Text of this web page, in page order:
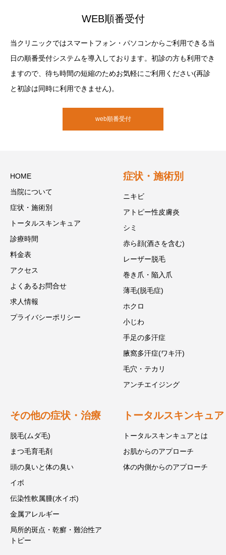
WEB順番受付
当クリニックではスマートフォン・パソコンからご利用できる当
日の順番受付システムを導入しております。初診の方も利用でき
ますので、待ち時間の短縮のためお気軽にご利用ください(再診
と初診は同時に利用できません)。
web順番受付
HOME
当院について
症状・施術別
トータルスキンキュア
診療時間
料金表
アクセス
よくあるお問合せ
求人情報
プライバシーポリシー
症状・施術別
ニキビ
アトピー性皮膚炎
シミ
赤ら顔(酒さを含む)
レーザー脱毛
巻き爪・陥入爪
薄毛(脱毛症)
ホクロ
小じわ
手足の多汗症
腋窩多汗症(ワキ汗)
毛穴・テカリ
アンチエイジング
その他の症状・治療
脱毛(ムダ毛)
まつ毛育毛剤
頭の臭いと体の臭い
イボ
伝染性軟属腫(水イボ)
金属アレルギー
局所的斑点・乾癬・難治性ア
トピー
トータルスキンキュア
トータルスキンキュアとは
お肌からのアプローチ
体の内側からのアプローチ